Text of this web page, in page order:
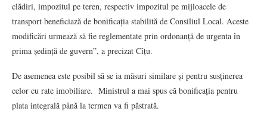
clădiri, impozitul pe teren, respectiv impozitul pe mijloacele de
transport beneficiază de bonificația stabilită de Consiliul Local. Aceste
modificări urmează să fie reglementate prin ordonanță de urgenta în
prima ședință de guvern”, a precizat Cîțu.
De asemenea este posibil să se ia măsuri similare și pentru susținerea
celor cu rate imobiliare. Ministrul a mai spus că bonificația pentru
plata integrală până la termen va fi păstrată.